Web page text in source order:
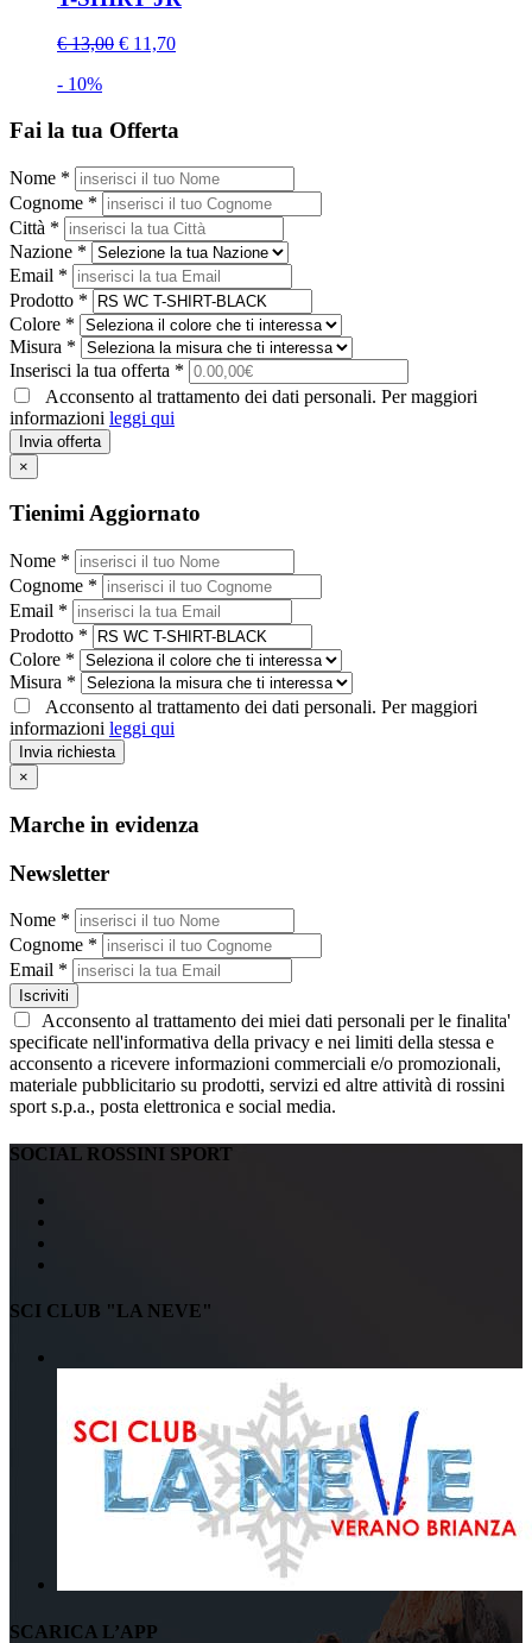
€ 13,00 € 11,70
- 10%
Fai la tua Offerta
Nome *
Cognome *
Città *
Nazione *
Email *
Prodotto *
Colore *
Misura *
Inserisci la tua offerta *
Acconsento al trattamento dei dati personali. Per maggiori
informazioni leggi qui
Invia offerta
×
Tienimi Aggiornato
Nome *
Cognome *
Email *
Prodotto *
Colore *
Misura *
Acconsento al trattamento dei dati personali. Per maggiori
informazioni leggi qui
Invia richiesta
×
Marche in evidenza
Newsletter
Nome *
Cognome *
Email *
Iscriviti
Acconsento al trattamento dei miei dati personali per le finalita'
specificate nell'informativa della privacy e nei limiti della stessa e
acconsento a ricevere informazioni commerciali e/o promozionali,
materiale pubblicitario su prodotti, servizi ed altre attività di rossini
sport s.p.a., posta elettronica e social media.
SOCIAL ROSSINI SPORT
SCI CLUB "LA NEVE"
SCARICA L’APP